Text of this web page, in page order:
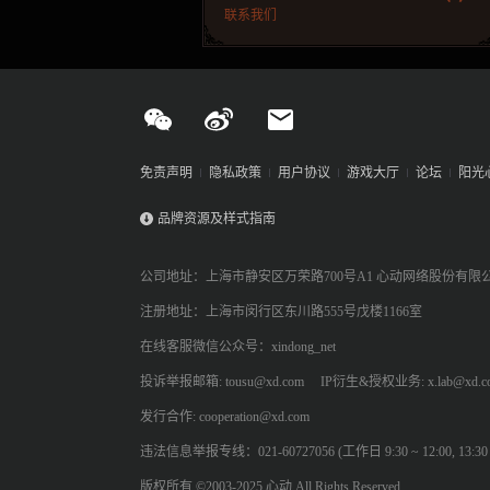
联系我们
免责声明 隐私政策 用户协议 游戏大厅 论坛 阳光
品牌资源及样式指南
公司地址：上海市静安区万荣路700号A1 心动网络股份有限
注册地址：上海市闵行区东川路555号戊楼1166室
在线客服微信公众号：xindong_net
投诉举报邮箱: tousu@xd.com IP衍生&授权业务:
发行合作: cooperation@xd.com
违法信息举报专线：021-60727056 (工作日 9:30 ~ 12:00, 13:30
版权所有 ©2003-2025 心动 All Rights Reserved